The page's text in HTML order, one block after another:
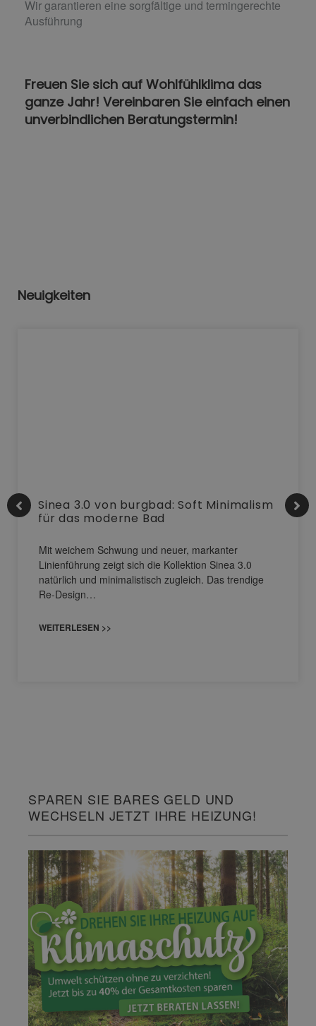
Wir garantieren eine sorgfältige und termingerechte
Ausführung
Freuen Sie sich auf Wohlfühlklima das
ganze Jahr! Vereinbaren Sie einfach einen
unverbindlichen Beratungstermin!
Neuigkeiten
Sinea 3.0 von burgbad: Soft Minimalism
für das moderne Bad
Mit weichem Schwung und neuer, markanter
Linienführung zeigt sich die Kollektion Sinea 3.0
natürlich und minimalistisch zugleich. Das trendige
Re-Design…
WEITERLESEN >>
SPAREN SIE BARES GELD UND
WECHSELN JETZT IHRE HEIZUNG!